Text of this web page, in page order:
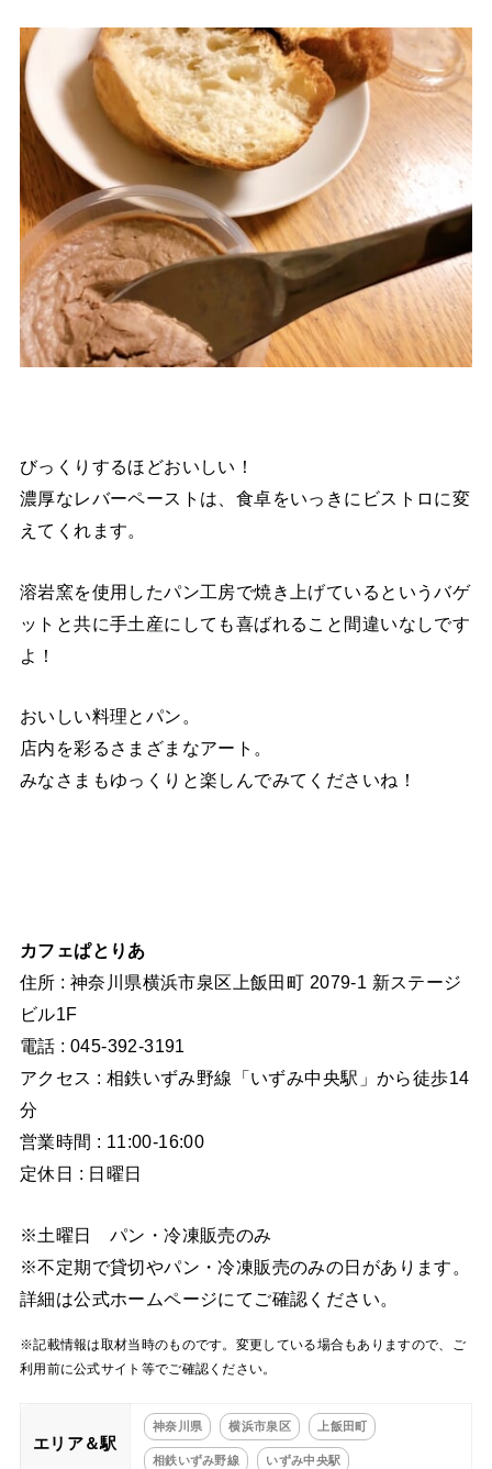
びっくりするほどおいしい！
濃厚なレバーペーストは、食卓をいっきにビストロに変
えてくれます。
溶岩窯を使用したパン工房で焼き上げているというバゲ
ットと共に手土産にしても喜ばれること間違いなしです
よ！
おいしい料理とパン。
店内を彩るさまざまなアート。
みなさまもゆっくりと楽しんでみてくださいね！
カフェぱとりあ
住所 : 神奈川県横浜市泉区上飯田町 2079-1 新ステージ
ビル1F
電話 : 045-392-3191
アクセス : 相鉄いずみ野線「いずみ中央駅」から徒歩14
分
営業時間 : 11:00-16:00
定休日 : 日曜日
※土曜日 パン・冷凍販売のみ
※不定期で貸切やパン・冷凍販売のみの日があります。
詳細は公式ホームページにてご確認ください。
※記載情報は取材当時のものです。変更している場合もありますので、ご
利用前に公式サイト等でご確認ください。
エリア＆駅
神奈川県 横浜市泉区 上飯田町
相鉄いずみ野線 いずみ中央駅